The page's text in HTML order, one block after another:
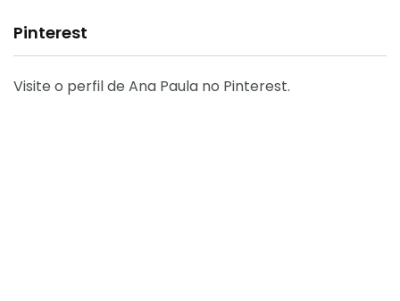
Pinterest
Visite o perfil de Ana Paula no Pinterest.